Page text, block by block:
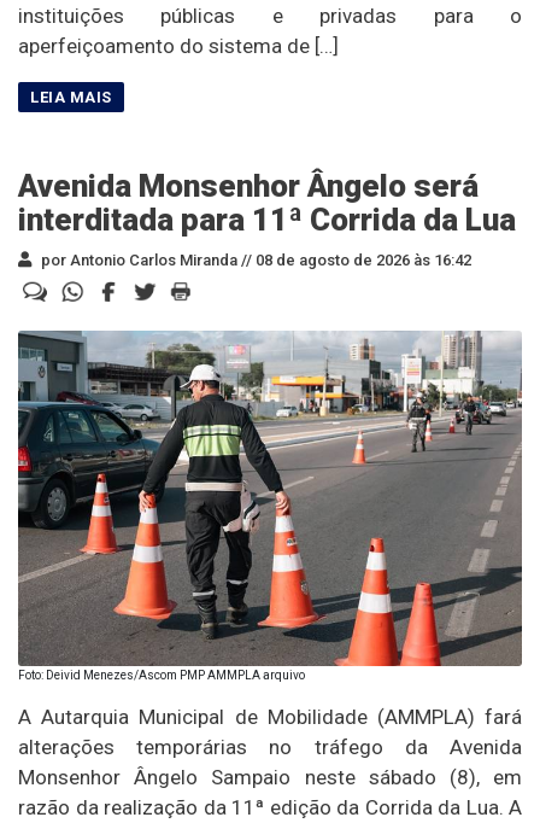
instituições públicas e privadas para o
aperfeiçoamento do sistema de […]
Avenida Monsenhor Ângelo será
interditada para 11ª Corrida da Lua
por Antonio Carlos Miranda // 08 de agosto de 2026 às 16:42
Foto: Deivid Menezes/Ascom PMP AMMPLA arquivo
A Autarquia Municipal de Mobilidade (AMMPLA) fará
alterações temporárias no tráfego da Avenida
Monsenhor Ângelo Sampaio neste sábado (8), em
razão da realização da 11ª edição da Corrida da Lua. A